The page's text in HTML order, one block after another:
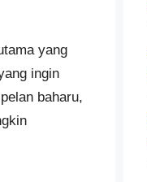
yang
ingin
baharu,